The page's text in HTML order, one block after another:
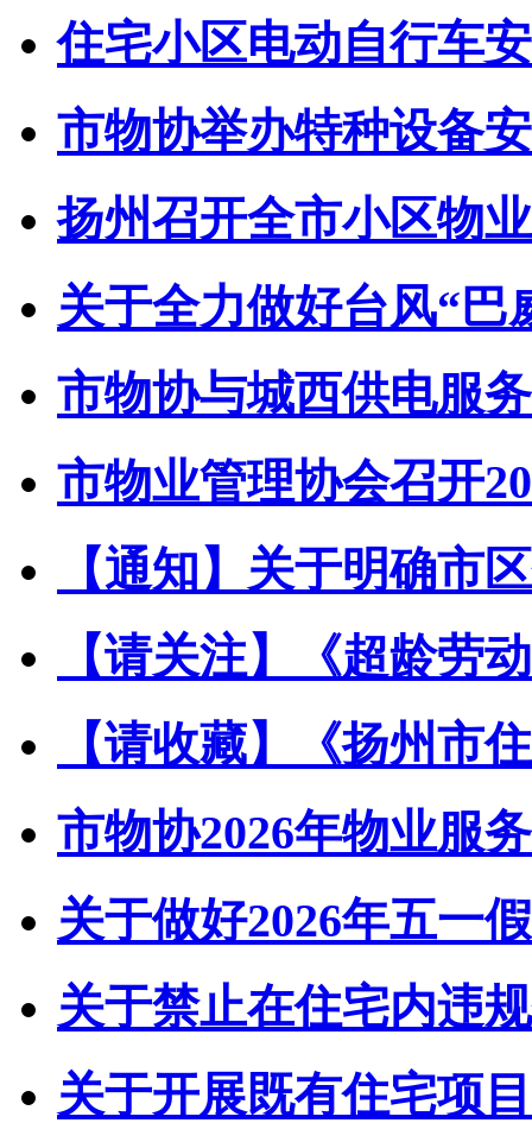
住宅小区电动自行车
市物协举办特种设备
扬州召开全市小区物
关于全力做好台风“巴
市物协与城西供电服
市物业管理协会召开
【通知】关于明确市
【请关注】《超龄劳
【请收藏】《扬州市
市物协2026年物业服
关于做好2026年五一
关于禁止在住宅内违
关于开展既有住宅项